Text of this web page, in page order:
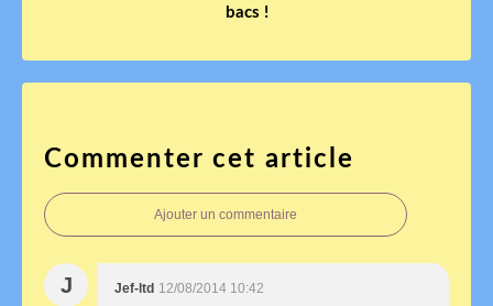
bacs !
Commenter cet article
Ajouter un commentaire
J Jef-ltd 12/08/2014 10:42